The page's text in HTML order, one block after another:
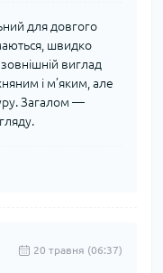
для довгого
швидко
виглад
і м’яким, але
Загалом —
20 травня (06:37)